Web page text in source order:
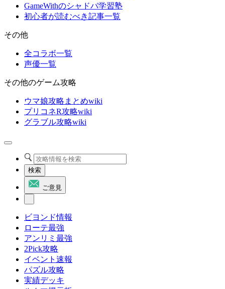
GameWithのシャドバ学習塾
初心者が読むべき記事一覧
その他
全コラボ一覧
声優一覧
その他のゲーム攻略
ウマ娘攻略まとめwiki
プリコネR攻略wiki
グラブル攻略wiki
検索
ご意見
ビヨンド情報
ローテ最強
アンリミ最強
2Pick攻略
イベント速報
パズル攻略
実績デッキ